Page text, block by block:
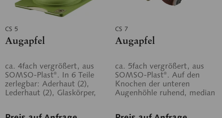
CS 5
Augapfel
ca. 4fach vergrößert, aus
SOMSO-Plast®. In 6 Teile
zerlegbar: Aderhaut (2),
Lederhaut (2), Glaskörper,
CS 7
Augapfel
ca. 5fach vergrößert, aus
SOMSO-Plast®. Auf den
Knochen der unteren
Augenhöhle ruhend, median